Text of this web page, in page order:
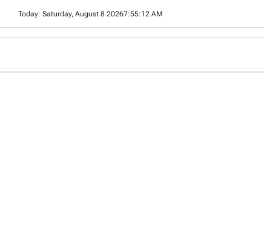
content
Today: Saturday, August 8 20267:55:12 AM